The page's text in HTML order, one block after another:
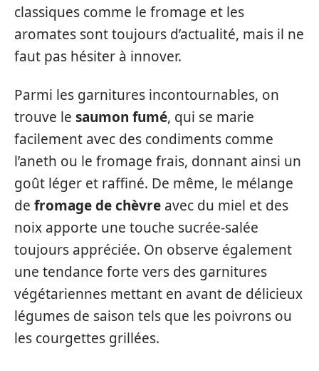
classiques comme le fromage et les
aromates sont toujours d’actualité, mais il ne
faut pas hésiter à innover.
Parmi les garnitures incontournables, on
trouve le saumon fumé, qui se marie
facilement avec des condiments comme
l’aneth ou le fromage frais, donnant ainsi un
goût léger et raffiné. De même, le mélange
de fromage de chèvre avec du miel et des
noix apporte une touche sucrée-salée
toujours appréciée. On observe également
une tendance forte vers des garnitures
végétariennes mettant en avant de délicieux
légumes de saison tels que les poivrons ou
les courgettes grillées.